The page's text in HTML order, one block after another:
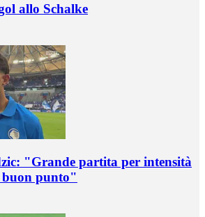
allo Schalke
"Grande partita per intensità
buon punto"